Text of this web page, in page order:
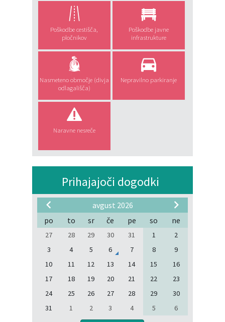
Poškodbe cestišča,
pločnikov
Poškodbe javne
infrastrukture
Nasmeteno območje (divja
odlagališča)
Nepravilno parkiranje
Naravne nesreče
Prihajajoči dogodki
avgust 2026
po
to sr če pe so ne
27 28 29 30 31 1
2
3
4 5 6 7 8
9
10
11 12 13 14 15
16
17
18 19 20 21 22
23
24
25 26 27 28 29
30
31
1 2 3 4 5 6